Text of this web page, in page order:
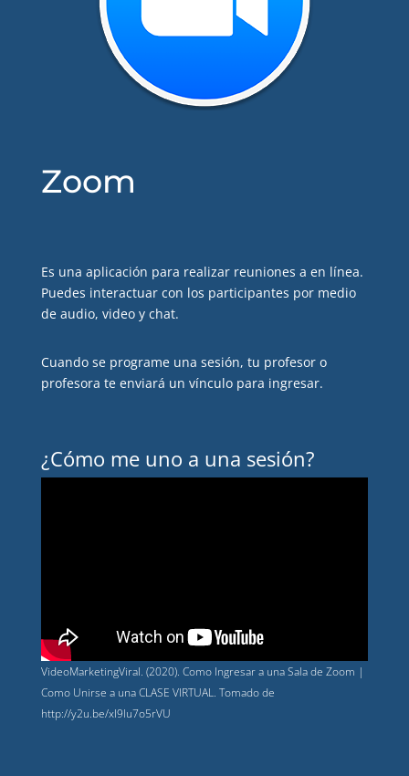
Zoom
Es una aplicación para realizar reuniones a en línea.
Puedes interactuar con los participantes por medio
de audio, video y chat.
Cuando se programe una sesión, tu profesor o
profesora te enviará un vínculo para ingresar.
¿Cómo me uno a una sesión?
VideoMarketingViral. (2020). Como Ingresar a una Sala de Zoom |
Como Unirse a una CLASE VIRTUAL. Tomado de
http://y2u.be/xl9lu7o5rVU